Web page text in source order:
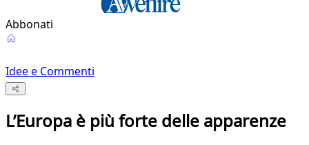
Abbonati
Idee e Commenti
L’Europa è più forte delle apparenze